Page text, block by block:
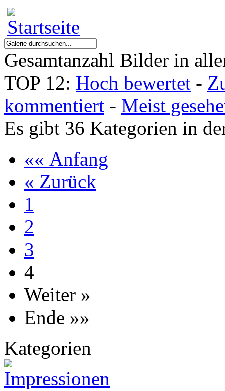
Gesamtanzahl Bilder in
TOP 12: Hoch bewertet -
kommentiert - Meist
Es gibt 36 Kategorien in
«« Anfang
« Zurück
1
2
3
4
Weiter »
Ende »»
Kategorien